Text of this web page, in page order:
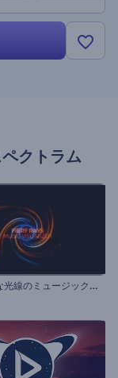
クトラム
燃
えるような光線のミュージックビジュアライザー